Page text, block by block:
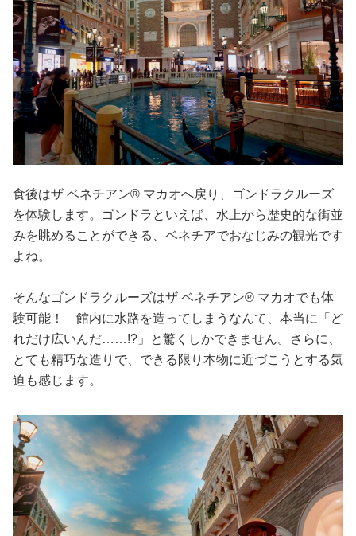
食後はザ ベネチアン®️ マカオへ戻り、ゴンドラクルーズ
を体験します。ゴンドラといえば、水上から歴史的な街並
みを眺めることができる、ベネチアでおなじみの観光です
よね。
そんなゴンドラクルーズはザ ベネチアン®️ マカオでも体
験可能！ 館内に水路を造ってしまうなんて、本当に「ど
れだけ広いんだ……!?」と驚くしかできません。さらに、
とても精巧な造りで、できる限り本物に近づこうとする気
迫も感じます。